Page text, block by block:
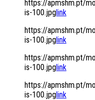
https://apmshm.pt/
is-100.jpglink
https://apmshm.pt/
is-100.jpglink
https://apmshm.pt/
is-100.jpglink
https://apmshm.pt/
is-100.jpglink